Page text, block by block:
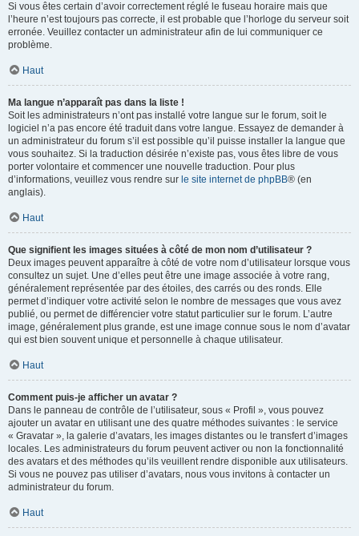
Si vous êtes certain d’avoir correctement réglé le fuseau horaire mais que
l’heure n’est toujours pas correcte, il est probable que l’horloge du serveur soit
erronée. Veuillez contacter un administrateur afin de lui communiquer ce
problème.
Haut
Ma langue n’apparaît pas dans la liste !
Soit les administrateurs n’ont pas installé votre langue sur le forum, soit le
logiciel n’a pas encore été traduit dans votre langue. Essayez de demander à
un administrateur du forum s’il est possible qu’il puisse installer la langue que
vous souhaitez. Si la traduction désirée n’existe pas, vous êtes libre de vous
porter volontaire et commencer une nouvelle traduction. Pour plus
d’informations, veuillez vous rendre sur le site internet de phpBB® (en
anglais).
Haut
Que signifient les images situées à côté de mon nom d’utilisateur ?
Deux images peuvent apparaître à côté de votre nom d’utilisateur lorsque vous
consultez un sujet. Une d’elles peut être une image associée à votre rang,
généralement représentée par des étoiles, des carrés ou des ronds. Elle
permet d’indiquer votre activité selon le nombre de messages que vous avez
publié, ou permet de différencier votre statut particulier sur le forum. L’autre
image, généralement plus grande, est une image connue sous le nom d’avatar
qui est bien souvent unique et personnelle à chaque utilisateur.
Haut
Comment puis-je afficher un avatar ?
Dans le panneau de contrôle de l’utilisateur, sous « Profil », vous pouvez
ajouter un avatar en utilisant une des quatre méthodes suivantes : le service
« Gravatar », la galerie d’avatars, les images distantes ou le transfert d’images
locales. Les administrateurs du forum peuvent activer ou non la fonctionnalité
des avatars et des méthodes qu’ils veuillent rendre disponible aux utilisateurs.
Si vous ne pouvez pas utiliser d’avatars, nous vous invitons à contacter un
administrateur du forum.
Haut